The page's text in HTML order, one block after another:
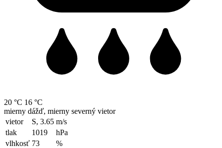
20 °C 16 °C
mierny dážď, mierny severný vietor
vietor
S, 3.65 m/s
tlak
1019
hPa
vlhkosť 73
%